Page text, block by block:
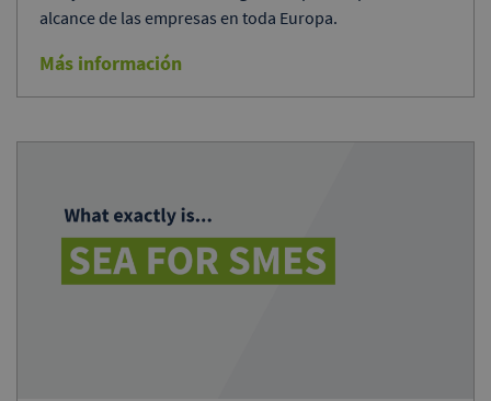
alcance de las empresas en toda Europa.
Más información